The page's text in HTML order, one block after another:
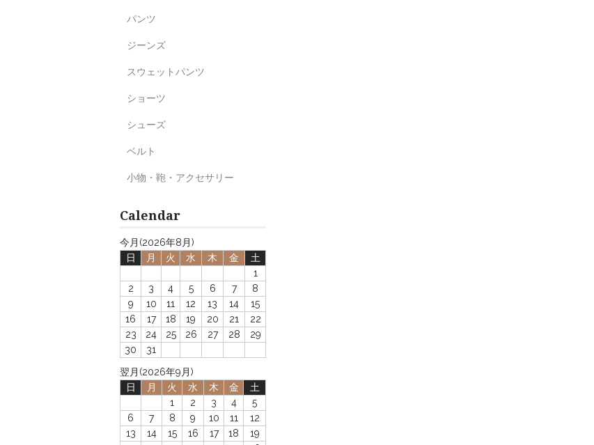
パンツ
ジーンズ
スウェットパンツ
ショーツ
シューズ
ベルト
小物・鞄・アクセサリー
Calendar
今月(2026年8月)
日
月 火 水 木 金
土
1
2
3 4 5 6 7
8
9
10 11 12 13 14
15
16
17 18 19 20 21
22
23
24 25 26 27 28
29
30
31
翌月(2026年9月)
日
月 火 水 木 金
土
1
2 3 4
5
6
7 8 9 10 11
12
13
14 15 16 17 18
19